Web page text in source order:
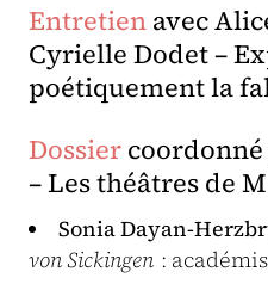
Entretien avec
Cyrielle Dodet –
poétiquement la
Dossier
– Les théâtres de
Sonia Dayan-
von Sickingen :